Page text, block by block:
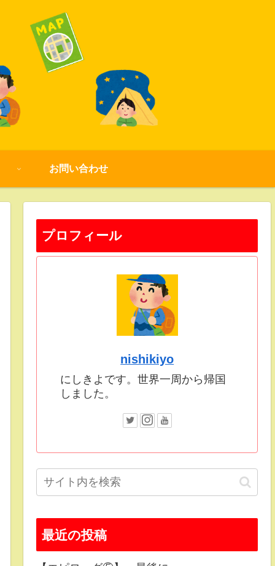
お問い合わせ
プロフィール
nishikiyo
にしきよです。世界一周から帰国
しました。
最近の投稿